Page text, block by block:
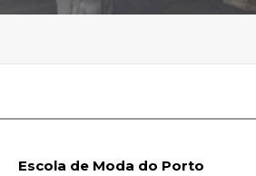
Escola de Moda do Porto